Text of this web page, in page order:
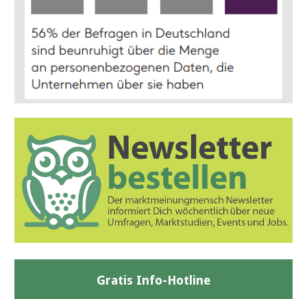
Gratis Info-Hotline